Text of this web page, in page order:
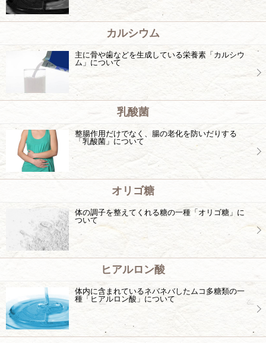
カルシウム
主に骨や歯などを生成している栄養素「カルシウ
ム」について
乳酸菌
整腸作用だけでなく、腸の老化を防いだりする
「乳酸菌」について
オリゴ糖
体の調子を整えてくれる糖の一種「オリゴ糖」に
ついて
ヒアルロン酸
体内に含まれているネバネバしたムコ多糖類の一
種「ヒアルロン酸」について